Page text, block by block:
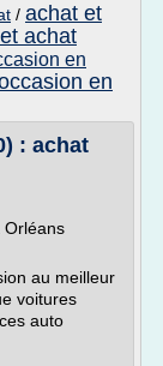
/ achat et
achat
en
en
: achat
Orléans
au meilleur
voitures
auto